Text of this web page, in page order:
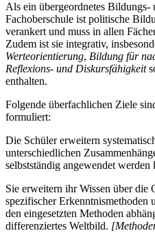
Als ein übergeordnetes Bildungs-
Fachoberschule ist politische
verankert und muss in allen
Zudem ist sie integrativ,
Werteorientierung, Bildung für
Reflexions- und Diskursfähigkeit
enthalten.
Folgende überfachlichen Ziele
formuliert:
Die Schüler erweitern
unterschiedlichen
selbstständig angewendet werden
Sie erweitern ihr Wissen über die
spezifischer Erkenntnismethoden
den eingesetzten Methoden
differenziertes Weltbild.